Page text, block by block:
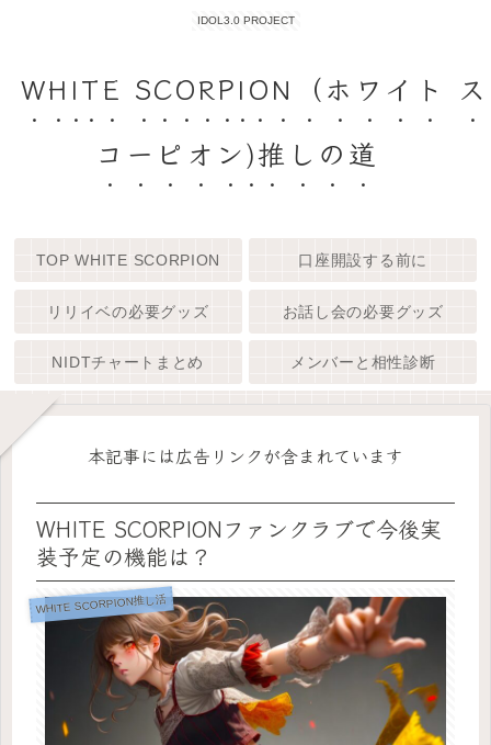
IDOL3.0 PROJECT
WHITE SCORPION（ホワイト ス
コーピオン)推しの道
TOP WHITE SCORPION 口座開設する前に
リリイベの必要グッズ お話し会の必要グッズ
NIDTチャートまとめ メンバーと相性診断
本記事には広告リンクが含まれています
WHITE SCORPIONファンクラブで今後実
装予定の機能は？
WHITE SCORPION推し活